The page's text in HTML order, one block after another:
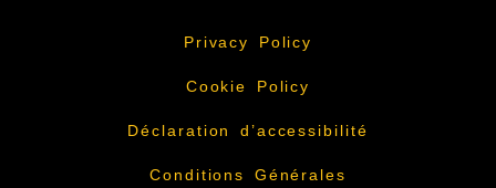
Privacy Policy
Cookie Policy
Déclaration d’accessibilité
Conditions Générales